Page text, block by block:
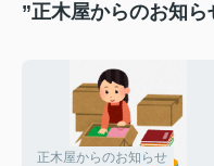
”正木屋からのお知
正木屋からのお知らせ